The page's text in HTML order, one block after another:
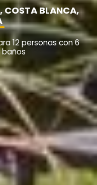
COSTA BLANCA,
12 personas con 6